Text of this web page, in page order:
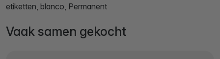
etiketten, blanco, Permanent
Vaak samen gekocht